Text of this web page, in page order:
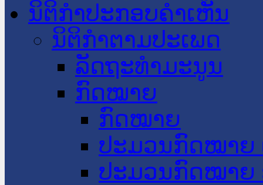
ນິຕິກໍາປະກອບຄໍາເຫັນ
ນິຕິກໍາຕາມປະເພດ
ລັດຖະທໍາມະນູນ
ກົດໝາຍ
ກົດໝາຍ
ປະມວນກົດໝາຍ
ປະມວນກົດໝາຍ